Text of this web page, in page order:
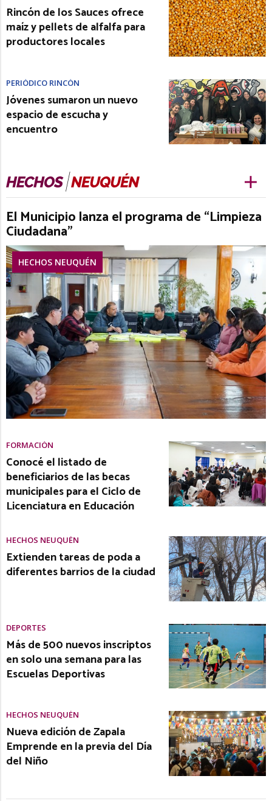
Rincón de los Sauces ofrece
maíz y pellets de alfalfa para
productores locales
PERIÓDICO RINCÓN
Jóvenes sumaron un nuevo
espacio de escucha y
encuentro
El Municipio lanza el programa de “Limpieza
Ciudadana”
HECHOS NEUQUÉN
FORMACIÓN
Conocé el listado de
beneficiarios de las becas
municipales para el Ciclo de
Licenciatura en Educación
HECHOS NEUQUÉN
Extienden tareas de poda a
diferentes barrios de la ciudad
DEPORTES
Más de 500 nuevos inscriptos
en solo una semana para las
Escuelas Deportivas
HECHOS NEUQUÉN
Nueva edición de Zapala
Emprende en la previa del Día
del Niño